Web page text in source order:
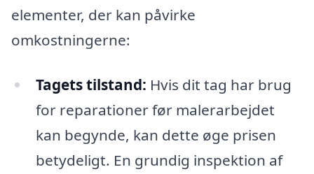
elementer, der kan påvirke
omkostningerne:
Tagets tilstand: Hvis dit tag har brug
for reparationer før malerarbejdet
kan begynde, kan dette øge prisen
betydeligt. En grundig inspektion af